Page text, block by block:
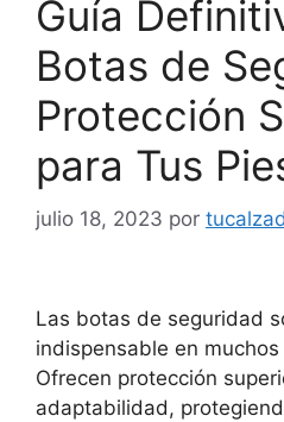
Guía
Botas de
Protección
para Tus
julio 18, 2023 por
Las botas de seguridad
indispensable en
Ofrecen protección
adaptabilidad,